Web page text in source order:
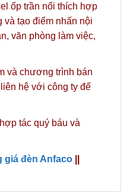
ốp trần nổi thích hợp
và tạo điểm nhấn nội
văn phòng làm việc,
và chương trình bán
hệ với công ty để
tác quý báu và
giá đèn Anfaco